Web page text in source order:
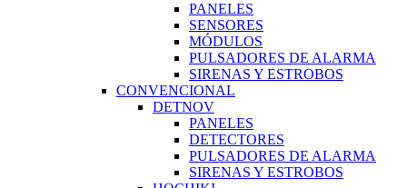
PANELES
SENSORES
MÓDULOS
PULSADORES DE ALARMA
SIRENAS Y ESTROBOS
CONVENCIONAL
DETNOV
PANELES
DETECTORES
PULSADORES DE ALARMA
SIRENAS Y ESTROBOS